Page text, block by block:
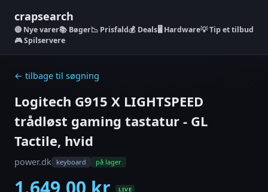
crapsearch
Nye varer📚 Bøger📉 Prisfald💰 Deals🖥️ Hardware💡 Tip et tilbud
🎮 Spilservere
← tilbage til søgning
Logitech G915 X LIGHTSPEED
trådløst gaming tastatur - GL
Tactile, hvid
power.dk keyboard på lager
LIVE